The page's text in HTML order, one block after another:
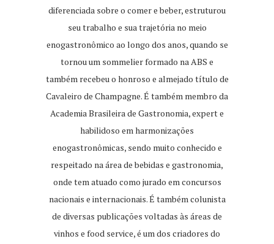
diferenciada sobre o comer e beber, estruturou
seu trabalho e sua trajetória no meio
enogastronômico ao longo dos anos, quando se
tornou um sommelier formado na ABS e
também recebeu o honroso e almejado título de
Cavaleiro de Champagne. É também membro da
Academia Brasileira de Gastronomia, expert e
habilidoso em harmonizações
enogastronômicas, sendo muito conhecido e
respeitado na área de bebidas e gastronomia,
onde tem atuado como jurado em concursos
nacionais e internacionais. É também colunista
de diversas publicações voltadas às áreas de
vinhos e food service, é um dos criadores do